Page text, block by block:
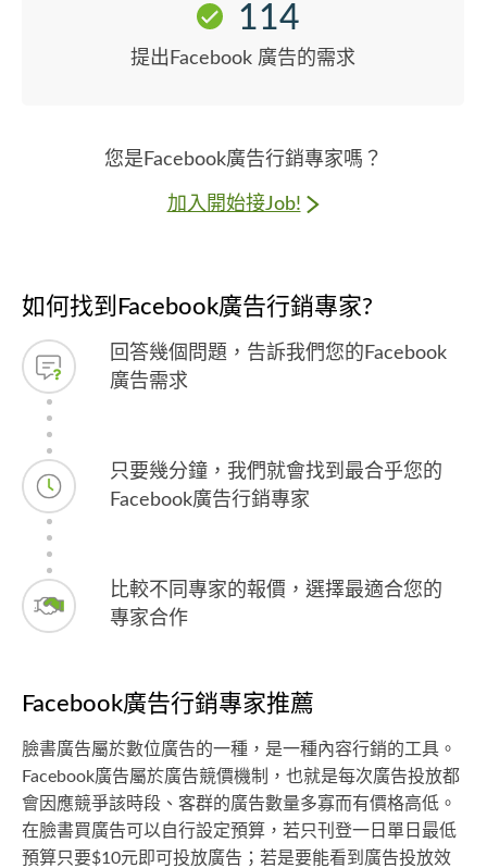
114
提出Facebook 廣告的需求
您是Facebook廣告行銷專家嗎？
加入開始接Job!
如何找到Facebook廣告行銷專家?
回答幾個問題，告訴我們您的Facebook
廣告需求
只要幾分鐘，我們就會找到最合乎您的
Facebook廣告行銷專家
比較不同專家的報價，選擇最適合您的
專家合作
Facebook廣告行銷專家推薦
臉書廣告屬於數位廣告的一種，是一種內容行銷的工具。
Facebook廣告屬於廣告競價機制，也就是每次廣告投放都
會因應競爭該時段、客群的廣告數量多寡而有價格高低。
在臉書買廣告可以自行設定預算，若只刊登一日單日最低
預算只要$10元即可投放廣告；若是要能看到廣告投放效